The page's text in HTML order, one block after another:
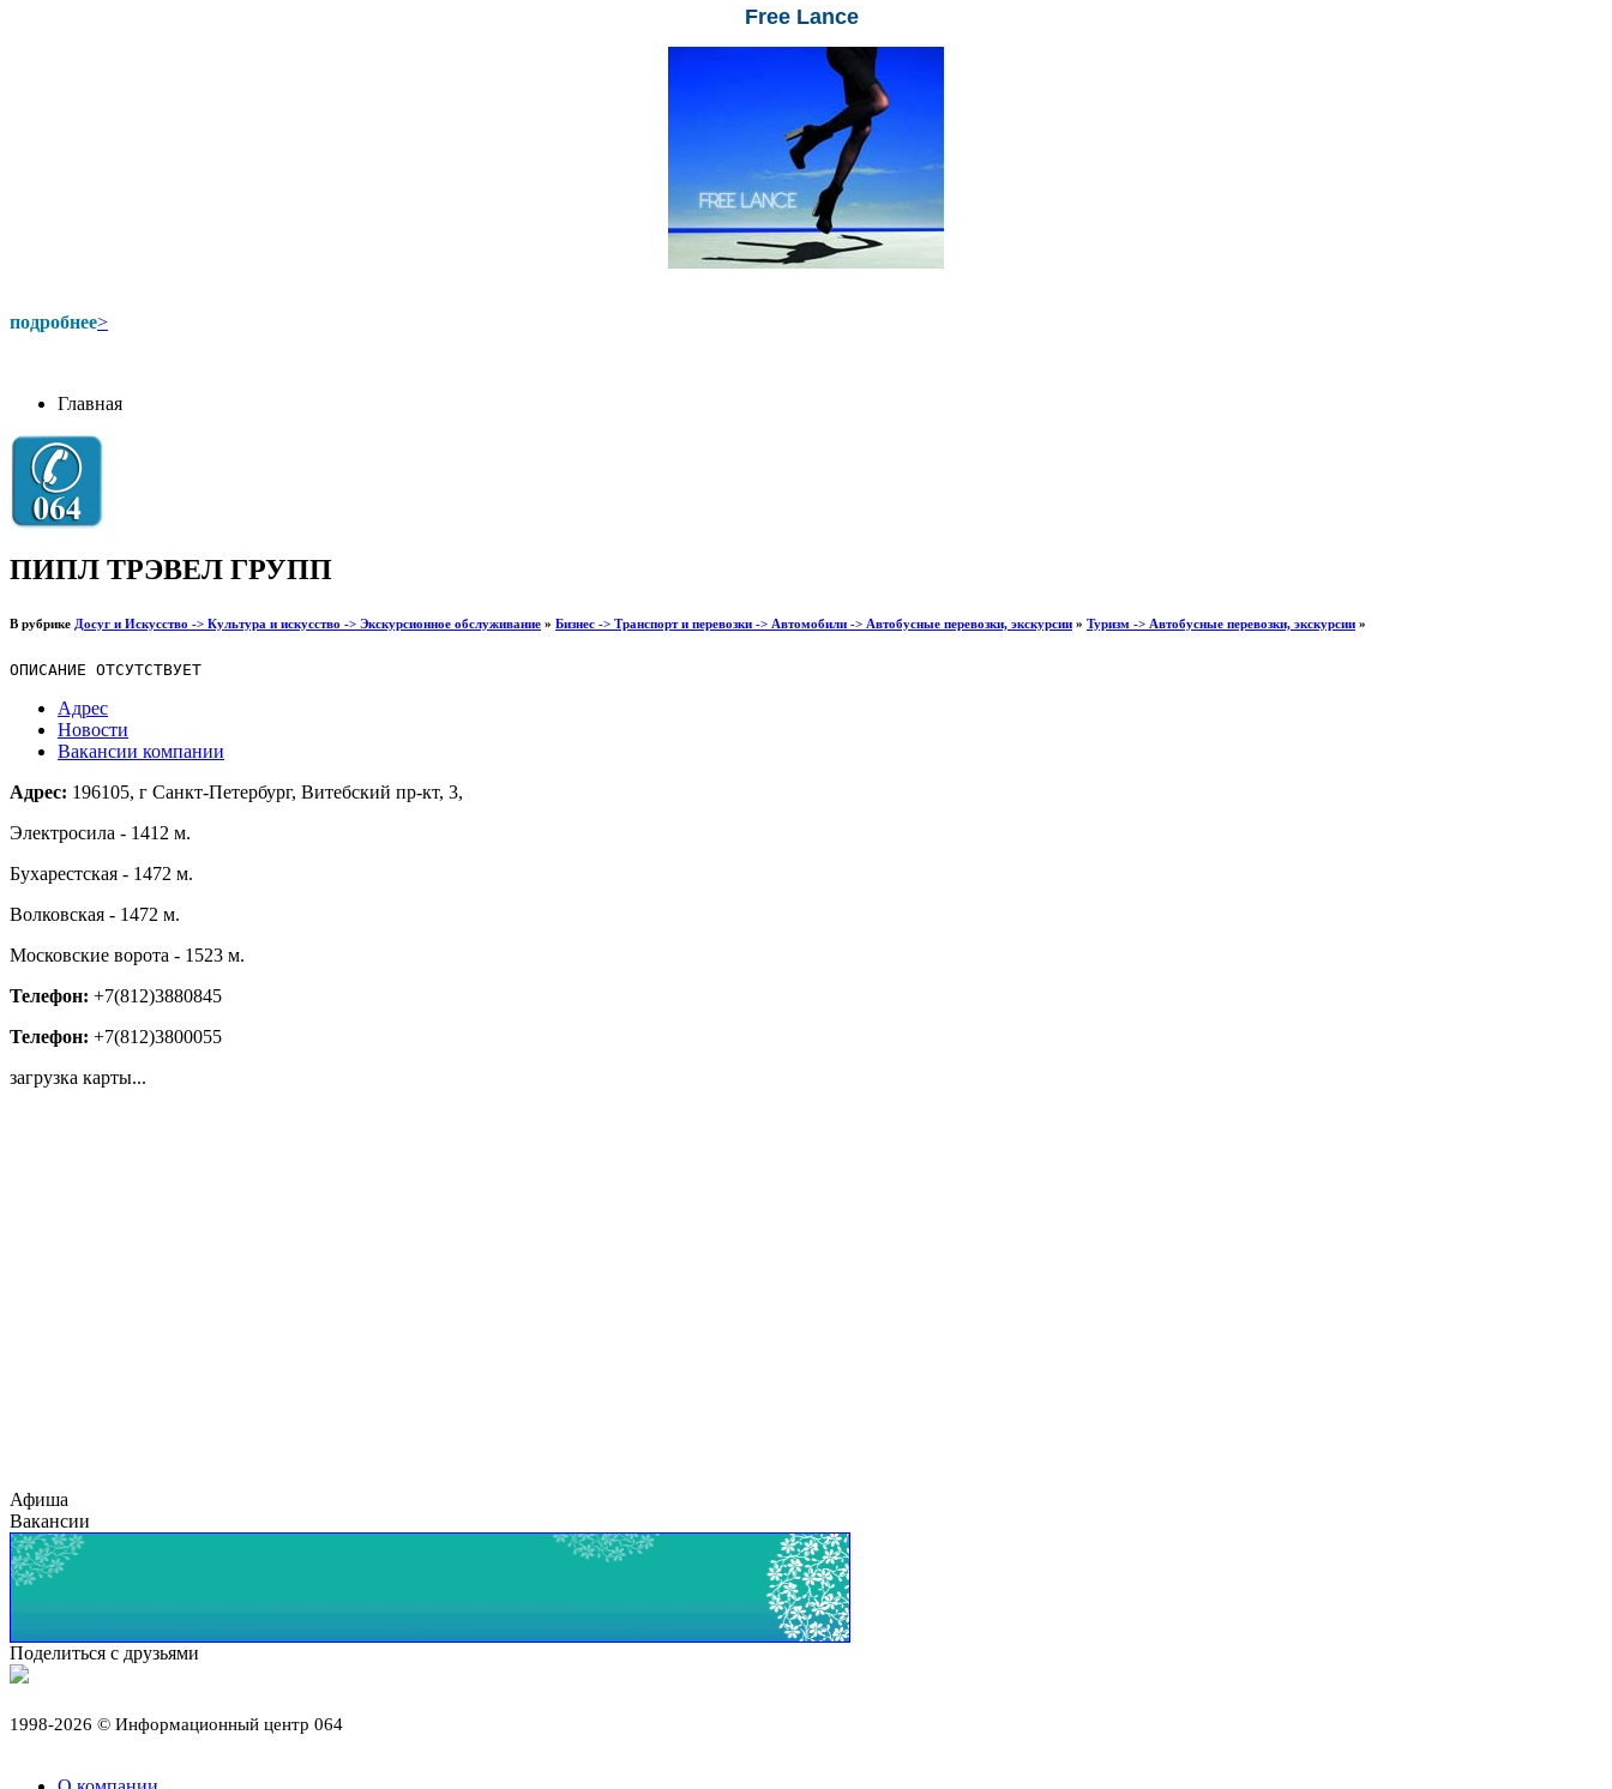
Free Lance
подробнее>
Главная
ПИПЛ ТРЭВЕЛ ГРУПП
В рубрике Досуг и Искусство -> Культура и искусство -> Экскурсионное обслуживание » Бизнес -> Транспорт и перевозки -> Автомобили -> Автобусные перевозки, экскурсии » Туризм -> Автобусные перевозки, экскурсии »
ОПИСАНИЕ ОТСУТСТВУЕТ
Адрес
Новости
Вакансии компании
Адрес: 196105, г Санкт-Петербург, Витебский пр-кт, 3,
Электросила - 1412 м.
Бухарестская - 1472 м.
Волковская - 1472 м.
Московские ворота - 1523 м.
Телефон: +7(812)3880845
Телефон: +7(812)3800055
загрузка карты...
Афиша
Вакансии
Поделиться с друзьями
1998-2026 © Информационный центр 064